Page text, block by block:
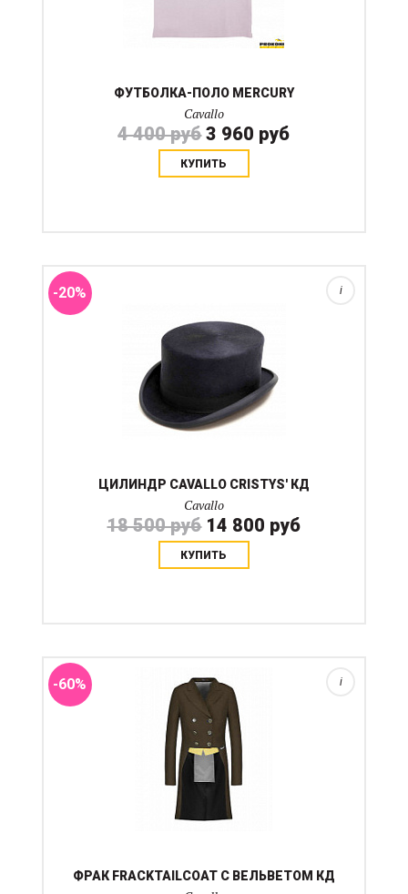
ФУТБОЛКА-ПОЛО MERCURY
Cavallo
4 400 руб 3 960 руб
КУПИТЬ
-20%
ЦИЛИНДР СAVALLO CRISTYS' КД
Cavallo
18 500 руб 14 800 руб
КУПИТЬ
i
-60%
ФРАК FRACKTAILCOAT С ВЕЛЬВЕТОМ КД
i